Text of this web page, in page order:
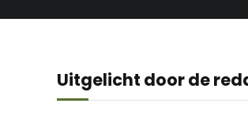
Uitgelicht door de